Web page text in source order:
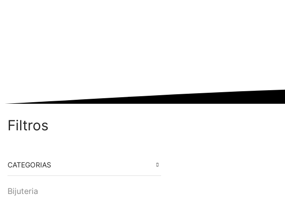
Filtros
CATEGORIAS
Bijuteria